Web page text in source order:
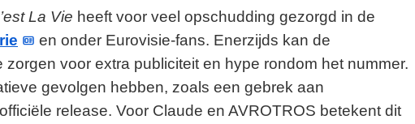
La Vie heeft voor veel opschudding gezorgd in de
en onder Eurovisie-fans. Enerzijds kan de
voor extra publiciteit en hype rondom het nummer.
gevolgen hebben, zoals een gebrek aan
release. Voor Claude en AVROTROS betekent dit